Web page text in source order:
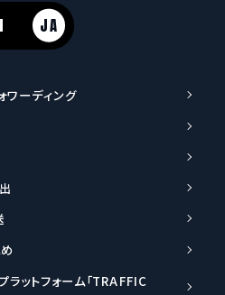
JA
ワーディング
ラットフォーム「TRAFFIC